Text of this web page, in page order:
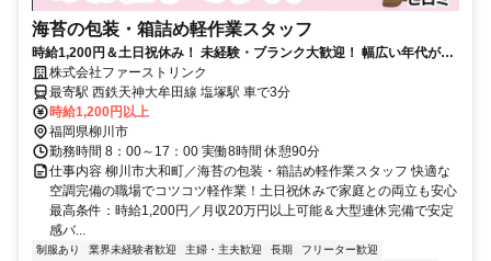
海苔の包装・箱詰め軽作業スタッフ
時給1,200円＆土日祝休み！ 未経験・ブランク大歓迎！ 幅広い年代が活
躍する安心＆快適な職場です
株式会社ファーストリンク
最寄駅 西鉄天神大牟田線 塩塚駅 車で3分
時給1,200円以上
福岡県柳川市
勤務時間 8：00～17：00 実働8時間 休憩90分
仕事内容 柳川市大和町／海苔の包装・箱詰め軽作業スタッフ 快適な
空調完備の職場でコツコツ軽作業！土日祝休みで家庭との両立も安心
最高条件：時給1,200円／月収20万円以上可能＆大型連休完備で安定
感バ...
制服あり 業界未経験者歓迎 主婦・主夫歓迎 長期
フリーター歓迎